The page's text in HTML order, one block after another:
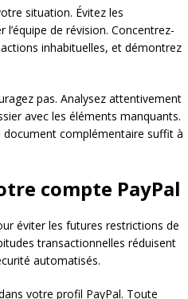
situation. Évitez les
de révision. Concentrez-
inhabituelles, et démontrez
pas. Analysez attentivement
avec les éléments manquants.
document complémentaire suffit à
compte PayPal
éviter les futures restrictions de
transactionnelles réduisent
automatisés.
votre profil PayPal. Toute